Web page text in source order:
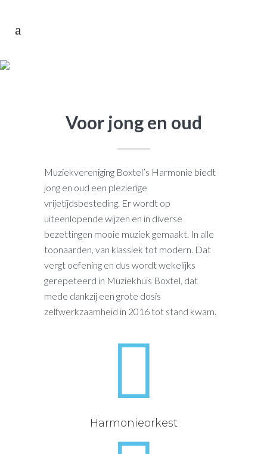
Voor jong en oud
Muziekvereniging Boxtel’s Harmonie biedt
jong en oud een plezierige
vrijetijdsbesteding. Er wordt op
uiteenlopende wijzen en in diverse
bezettingen mooie muziek gemaakt. In alle
toonaarden, van klassiek tot modern. Dat
vergt oefening en dus wordt wekelijks
gerepeteerd in Muziekhuis Boxtel, dat
mede dankzij een grote dosis
zelfwerkzaamheid in 2016 tot stand kwam.
Harmonieorkest